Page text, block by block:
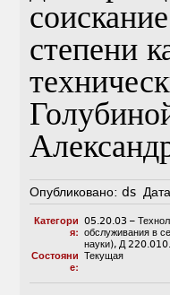
степени
Опубликовано: ds
Категори
я:
05.20.03 –
обслуживания в
науки), Д
Состояни
е:
Текущая